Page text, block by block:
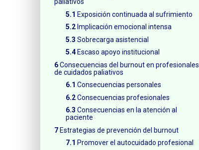
Exposición continuada al sufrimiento
Implicación emocional intensa
Sobrecarga asistencial
Escaso apoyo institucional
Consecuencias del burnout en profesionales
de cuidados paliativos
Consecuencias personales
Consecuencias profesionales
Consecuencias en la atención al
paciente
Estrategias de prevención del burnout
Promover el autocuidado profesional